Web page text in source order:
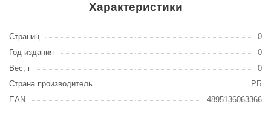
Характеристики
Страниц
0
Год издания
0
Вес, г
0
Страна производитель
РБ
EAN
4895136063366